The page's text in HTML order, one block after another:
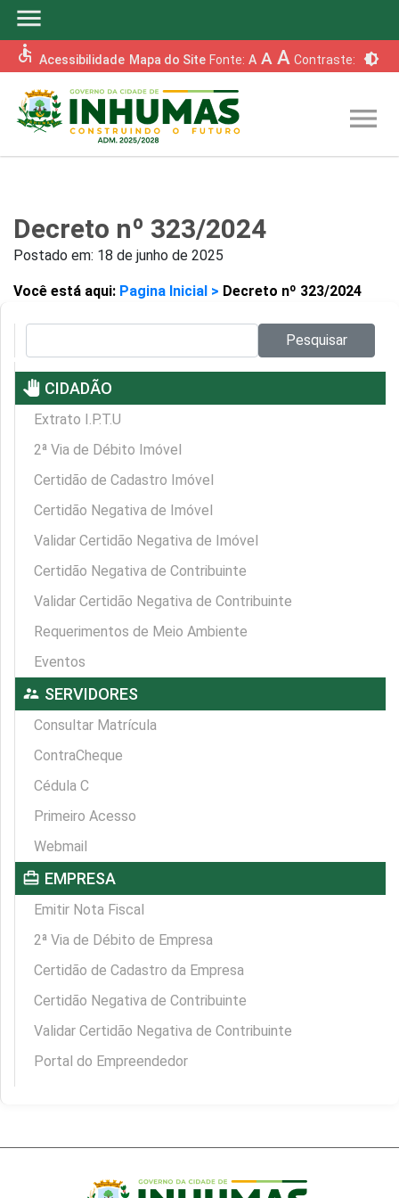
menu
accessible Acessibilidade Mapa do Site Fonte: A A A Contraste: brightness_6
menu
Decreto nº 323/2024
Postado em: 18 de junho de 2025
Você está aqui: Pagina Inicial > Decreto nº 323/2024
Pesquisar
pan_tool CIDADÃO
Extrato I.P.T.U
2ª Via de Débito Imóvel
Certidão de Cadastro Imóvel
Certidão Negativa de Imóvel
Validar Certidão Negativa de Imóvel
Certidão Negativa de Contribuinte
Validar Certidão Negativa de Contribuinte
Requerimentos de Meio Ambiente
Eventos
supervisor_account SERVIDORES
Consultar Matrícula
ContraCheque
Cédula C
Primeiro Acesso
Webmail
card_travel EMPRESA
Emitir Nota Fiscal
2ª Via de Débito de Empresa
Certidão de Cadastro da Empresa
Certidão Negativa de Contribuinte
Validar Certidão Negativa de Contribuinte
Portal do Empreendedor